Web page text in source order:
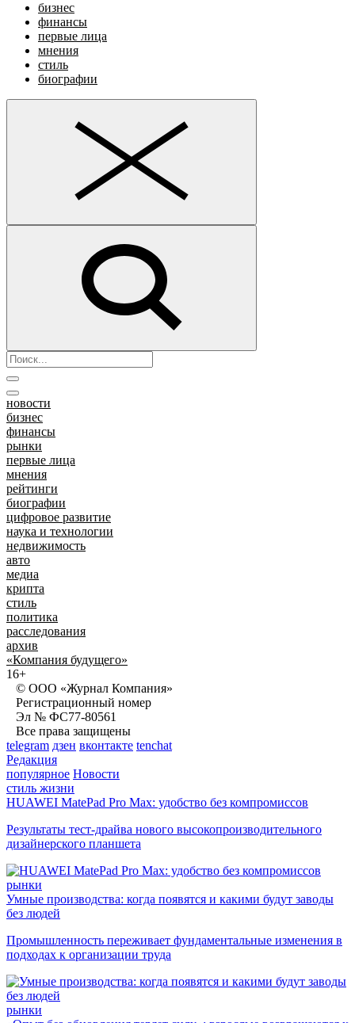
бизнес
финансы
первые лица
мнения
стиль
биографии
новости
бизнес
финансы
рынки
первые лица
мнения
рейтинги
биографии
цифровое развитие
наука и технологии
недвижимость
авто
медиа
крипта
стиль
политика
расследования
архив
«Компания будущего»
16+
© ООО «Журнал Компания»
Регистрационный номер
Эл № ФС77-80561
Все права защищены
telegram дзен вконтакте tenchat
Редакция
популярное Новости
стиль жизни
HUAWEI MatePad Pro Max: удобство без компромиссов
Результаты тест-драйва нового высокопроизводительного
дизайнерского планшета
рынки
Умные производства: когда появятся и какими будут заводы
без людей
Промышленность переживает фундаментальные изменения в
подходах к организации труда
рынки